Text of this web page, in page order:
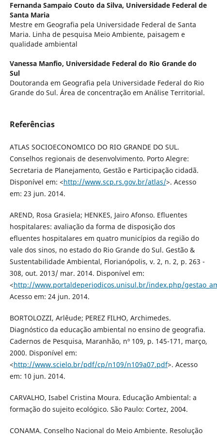
Fernanda Sampaio Couto da Silva, Universidade Federal de
Santa Maria
Mestre em Geografia pela Universidade Federal de Santa
Maria. Linha de pesquisa Meio Ambiente, paisagem e
qualidade ambiental
Vanessa Manfio, Universidade Federal do Rio Grande do
Sul
Doutoranda em Geografia pela Universidade Federal do Rio
Grande do Sul. Área de concentração em Análise Territorial.
Referências
ATLAS SOCIOECONOMICO DO RIO GRANDE DO SUL.
Conselhos regionais de desenvolvimento. Porto Alegre:
Secretaria de Planejamento, Gestão e Participação cidadã.
Disponível em: <http://www.scp.rs.gov.br/atlas/>. Acesso
em: 23 jun. 2014.
AREND, Rosa Grasiela; HENKES, Jairo Afonso. Efluentes
hospitalares: avaliação da forma de disposição dos
efluentes hospitalares em quatro municípios da região do
vale dos sinos, no estado do Rio Grande do Sul. Gestão &
Sustentabilidade Ambiental, Florianópolis, v. 2, n. 2, p. 263 -
308, out. 2013/ mar. 2014. Disponível em:
<http://www.portaldeperiodicos.unisul.br/index.php/
Acesso em: 24 jun. 2014.
BORTOLOZZI, Arlêude; PEREZ FILHO, Archimedes.
Diagnóstico da educação ambiental no ensino de geografia.
Cadernos de Pesquisa, Maranhão, nº 109, p. 145-171, março,
2000. Disponível em:
<http://www.scielo.br/pdf/cp/n109/n109a07.pdf>. Acesso
em: 10 jun. 2014.
CARVALHO, Isabel Cristina Moura. Educação Ambiental: a
formação do sujeito ecológico. São Paulo: Cortez, 2004.
CONAMA. Conselho Nacional do Meio Ambiente. Resolução